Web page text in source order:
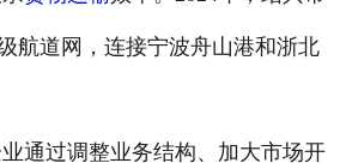
航道网，连接宁波舟山港和浙北
通过调整业务结构、加大市场开